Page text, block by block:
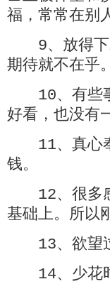
福，常常在别
9、放得下
期待就不在乎。
10、有些事
好看，也没有
11、真心奉
钱。
12、很多感
基础上。所以
13、欲望过
14、少花时